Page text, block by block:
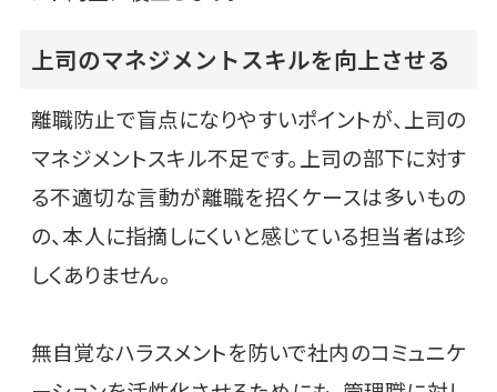
上司のマネジメントスキルを向上させる
離職防止で盲点になりやすいポイントが、上司の
マネジメントスキル不足です。上司の部下に対す
る不適切な言動が離職を招くケースは多いもの
の、本人に指摘しにくいと感じている担当者は珍
しくありません。
無自覚なハラスメントを防いで社内のコミュニケ